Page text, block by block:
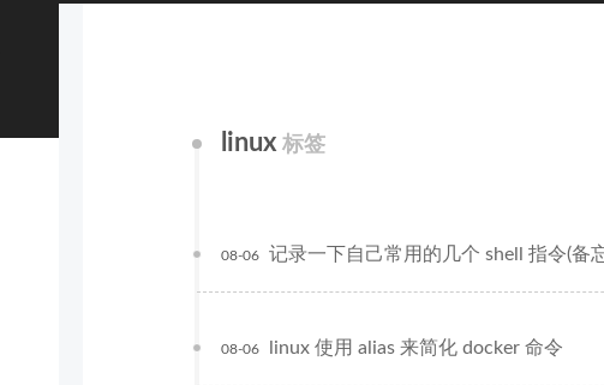
linux 标签
记录一下自己常用的几个 shell 指令(备
08-06
linux 使用 alias 来简化 docker 命令
08-06